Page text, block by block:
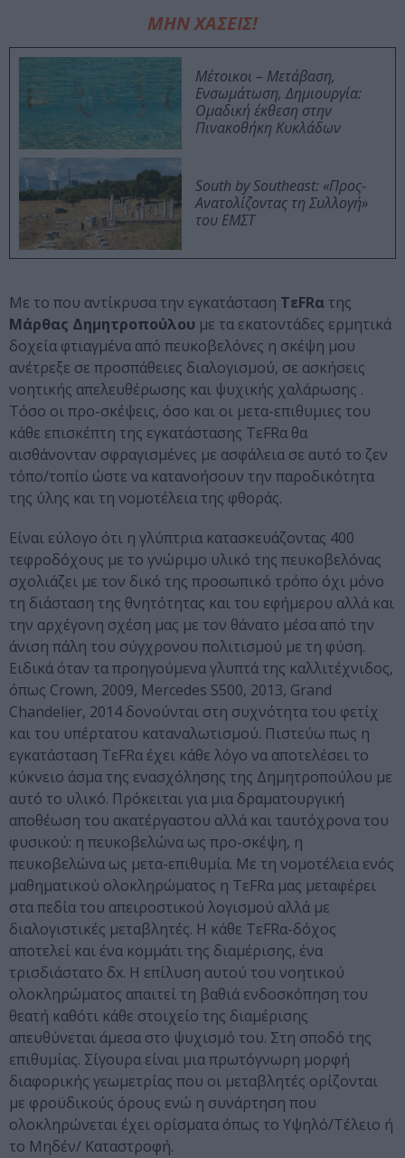
ΜΗΝ ΧΑΣΕΙΣ!
Μέτοικοι – Μετάβαση,
Ενσωμάτωση, Δημιουργία:
Ομαδική έκθεση στην
Πινακοθήκη Κυκλάδων
South by Southeast: «Προς-
Ανατολίζοντας τη Συλλογή»
του ΕΜΣΤ
Με το που αντίκρυσα την εγκατάσταση TεFRα της
Μάρθας Δημητροπούλου με τα εκατοντάδες ερμητικά
δοχεία φτιαγμένα από πευκοβελόνες η σκέψη μου
ανέτρεξε σε προσπάθειες διαλογισμού, σε ασκήσεις
νοητικής απελευθέρωσης και ψυχικής χαλάρωσης .
Τόσο οι προ-σκέψεις, όσο και οι μετα-επιθυμιες του
κάθε επισκέπτη της εγκατάστασης TεFRα θα
αισθάνονταν σφραγισμένες με ασφάλεια σε αυτό το ζεν
τόπο/τοπίο ώστε να κατανοήσουν την παροδικότητα
της ύλης και τη νομοτέλεια της φθοράς.
Είναι εύλογο ότι η γλύπτρια κατασκευάζοντας 400
τεφροδόχους με το γνώριμο υλικό της πευκοβελόνας
σχολιάζει με τον δικό της προσωπικό τρόπο όχι μόνο
τη διάσταση της θνητότητας και του εφήμερου αλλά και
την αρχέγονη σχέση μας με τον θάνατο μέσα από την
άνιση πάλη του σύγχρονου πολιτισμού με τη φύση.
Ειδικά όταν τα προηγούμενα γλυπτά της καλλιτέχνιδος,
όπως Crown, 2009, Mercedes S500, 2013, Grand
Chandelier, 2014 δονούνται στη συχνότητα του φετίχ
και του υπέρτατου καταναλωτισμού. Πιστεύω πως η
εγκατάσταση TεFRα έχει κάθε λόγο να αποτελέσει το
κύκνειο άσμα της ενασχόλησης της Δημητροπούλου με
αυτό το υλικό. Πρόκειται για μια δραματουργική
αποθέωση του ακατέργαστου αλλά και ταυτόχρονα του
φυσικού: η πευκοβελώνα ως προ-σκέψη, η
πευκοβελώνα ως μετα-επιθυμία. Με τη νομοτέλεια ενός
μαθηματικού ολοκληρώματος η TεFRα μας μεταφέρει
στα πεδία του απειροστικού λογισμού αλλά με
διαλογιστικές μεταβλητές. Η κάθε TεFRα-δόχος
αποτελεί και ένα κομμάτι της διαμέρισης, ένα
τρισδιάστατο δx. Η επίλυση αυτού του νοητικού
ολοκληρώματος απαιτεί τη βαθιά ενδοσκόπηση του
θεατή καθότι κάθε στοιχείο της διαμέρισης
απευθύνεται άμεσα στο ψυχισμό του. Στη σποδό της
επιθυμίας. Σίγουρα είναι μια πρωτόγνωρη μορφή
διαφορικής γεωμετρίας που οι μεταβλητές ορίζονται
με φροϋδικούς όρους ενώ η συνάρτηση που
ολοκληρώνεται έχει ορίσματα όπως το Υψηλό/Τέλειο ή
το Μηδέν/ Καταστροφή.